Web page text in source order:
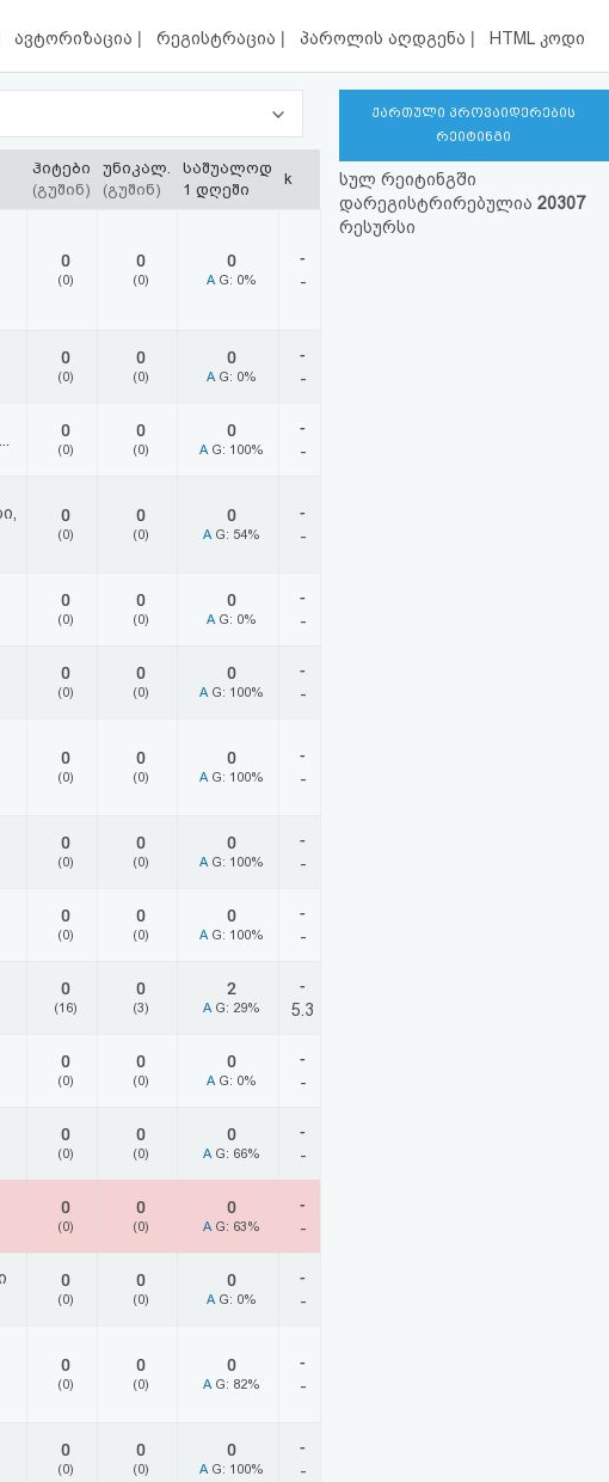
ავტორიზაცია | რეგისტრაცია | პაროლის აღდგენა | HTML კოდი
ჰიტები
(გუშინ)
უნიკალ.
(გუშინ)
საშუალოდ
1 დღეში
k
0
(0)
0
(0)
0
A G: 0%
-
-
0
(0)
0
(0)
0
A G: 0%
-
-
0
(0)
0
(0)
0
A G: 100%
-
-
0
(0)
0
(0)
0
A G: 54%
-
-
0
(0)
0
(0)
0
A G: 0%
-
-
0
(0)
0
(0)
0
A G: 100%
-
-
0
(0)
0
(0)
0
A G: 100%
-
-
0
(0)
0
(0)
0
A G: 100%
-
-
0
(0)
0
(0)
0
A G: 100%
-
-
0
(16)
0
(3)
2
A G: 29%
-
5.3
0
(0)
0
(0)
0
A G: 0%
-
-
0
(0)
0
(0)
0
A G: 66%
-
-
0
(0)
0
(0)
0
A G: 63%
-
-
0
(0)
0
(0)
0
A G: 0%
-
-
0
(0)
0
(0)
0
A G: 82%
-
-
0
(0)
0
(0)
0
A G: 100%
-
-
ქართული პროვაიდერების
რეიტინგი
სულ რეიტინგში
დარეგისტრირებულია 20307
რესურსი